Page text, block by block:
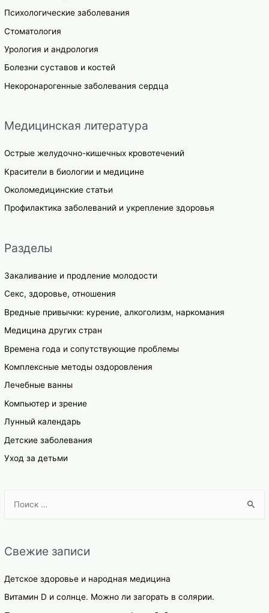
Психологические заболевания
Стоматология
Урология и андрология
Болезни суставов и костей
Некоронарогенные заболевания сердца
Медицинская литература
Острые желудочно-кишечных кровотечений
Красители в биологии и медицине
Околомедицинские статьи
Профилактика заболеваний и укрепление здоровья
Разделы
Закаливание и продление молодости
Секс, здоровье, отношения
Вредные привычки: курение, алкоголизм, наркомания
Медицина других стран
Времена года и сопутствующие проблемы
Комплексные методы оздоровления
Лечебные ванны
Компьютер и зрение
Лунный календарь
Детские заболевания
Уход за детьми
r
h
f
o
Свежие записи
Детское здоровье и народная медицина
Витамин D и солнце. Можно ли загорать в солярии.